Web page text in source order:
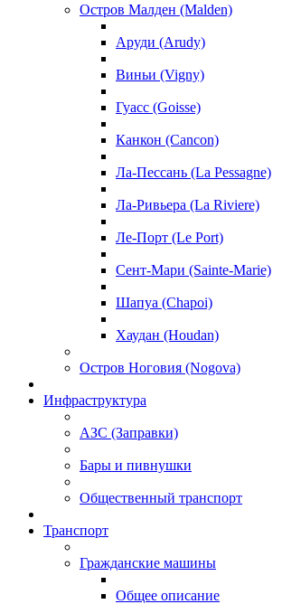
Остров Малден (Malden)
Аруди (Arudy)
Виньи (Vigny)
Гуасс (Goisse)
Канкон (Cancon)
Ла-Пессань (La Pessagne)
Ла-Ривьера (La Riviere)
Ле-Порт (Le Port)
Сент-Мари (Sainte-Marie)
Шапуа (Chapoi)
Хаудан (Houdan)
Остров Ноговия (Nogova)
Инфраструктура
АЗС (Заправки)
Бары и пивнушки
Общественный транспорт
Транспорт
Гражданские машины
Общее описание